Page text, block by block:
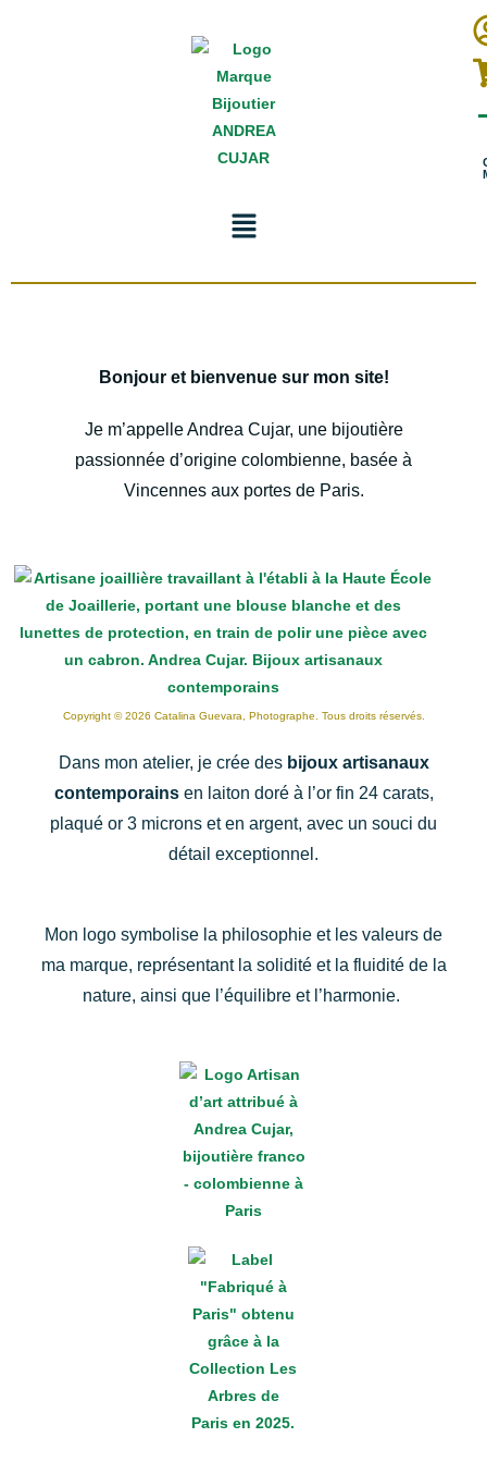
Bonjour et bienvenue sur mon site!
Je m’appelle Andrea Cujar, une bijoutière
passionnée d’origine colombienne, basée à
Vincennes aux portes de Paris.
Copyright © 2026 Catalina Guevara, Photographe. Tous droits réservés.
Dans mon atelier, je crée des bijoux artisanaux
contemporainsen laiton doré à l’or fin 24 carats,
plaqué or 3 microns et en argent, avec un souci du
détail exceptionnel.
Mon logo symbolise la philosophie et les valeurs de
ma marque, représentant la solidité et la fluidité de la
nature, ainsi que l’équilibre et l’harmonie.